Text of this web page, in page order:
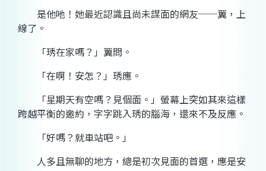
是他吔！她最近認識且尚未謀面的網友──翼，上
線了。
「琇在家嗎？」翼問。
「在啊！安怎？」琇應。
「星期天有空嗎？見個面。」螢幕上突如其來這樣
跨越平衡的邀約，字字跳入琇的腦海，還來不及反應。
「好嗎？就車站吧。」
人多且無聊的地方，總是初次見面的首選，應是安